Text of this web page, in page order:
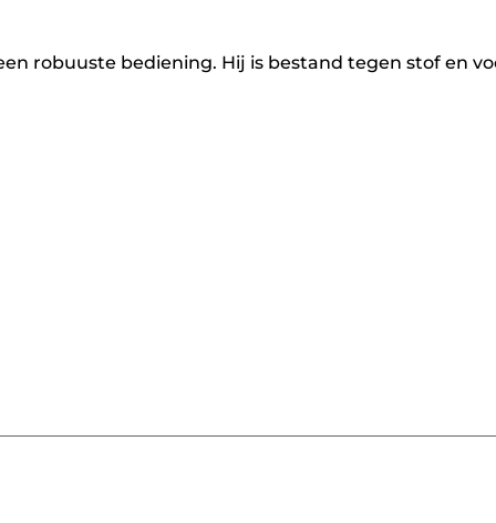
robuuste bediening. Hij is bestand tegen stof en